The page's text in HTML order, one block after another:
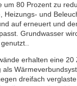
um 80 Prozent zu
Heizungs- und
auf erneuert und
Grundwasser
erhalten eine 20
als
dreifach